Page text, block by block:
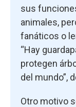
sus
animales,
fanáticos o
“Hay
protegen
del mundo”,
Otro motivo